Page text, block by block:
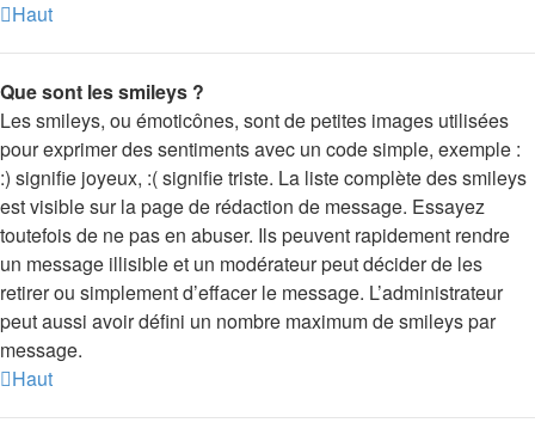
Haut
Que sont les smileys ?
Les smileys, ou émoticônes, sont de petites images utilisées
pour exprimer des sentiments avec un code simple, exemple :
:) signifie joyeux, :( signifie triste. La liste complète des smileys
est visible sur la page de rédaction de message. Essayez
toutefois de ne pas en abuser. Ils peuvent rapidement rendre
un message illisible et un modérateur peut décider de les
retirer ou simplement d’effacer le message. L’administrateur
peut aussi avoir défini un nombre maximum de smileys par
message.
Haut